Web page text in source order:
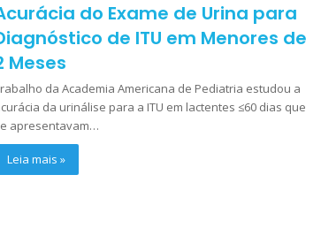
do Exame de Urina para
de ITU em Menores de
Meses
da Academia Americana de Pediatria estudou a
da urinálise para a ITU em lactentes ≤60 dias que
apresentavam…
Leia mais »